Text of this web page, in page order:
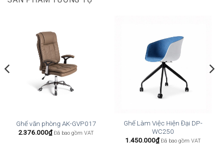
Ghế văn phòng AK-GVP017
2.376.000₫ Đã bao gồm VAT
Ghế Làm Việc Hiện Đại DP-
WC250
1.450.000₫ Đã bao gồm VAT